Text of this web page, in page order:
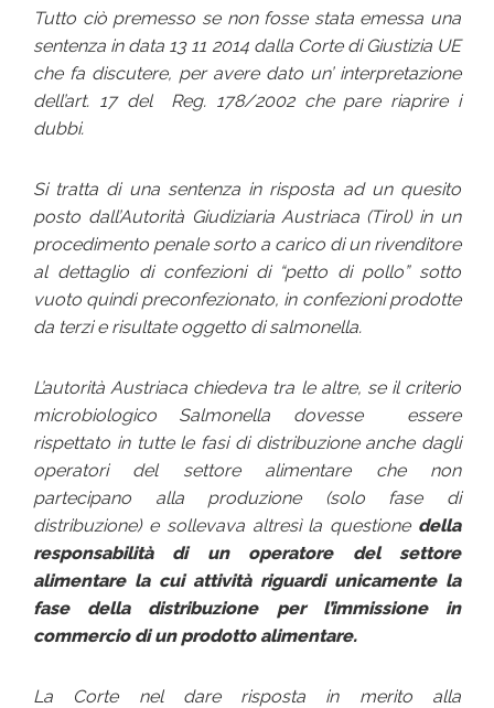
Tutto ciò premesso se non fosse stata emessa una
sentenza in data 13 11 2014 dalla Corte di Giustizia UE
che fa discutere, per avere dato un’ interpretazione
dell’art. 17 del Reg. 178/2002 che pare riaprire i
dubbi.
Si tratta di una sentenza in risposta ad un quesito
posto dall’Autorità Giudiziaria Austriaca (Tirol) in un
procedimento penale sorto a carico di un rivenditore
al dettaglio di confezioni di “petto di pollo” sotto
vuoto quindi preconfezionato, in confezioni prodotte
da terzi e risultate oggetto di salmonella.
L’autorità Austriaca chiedeva tra le altre, se il criterio
microbiologico Salmonella dovesse essere
rispettato in tutte le fasi di distribuzione anche dagli
operatori del settore alimentare che non
partecipano alla produzione (solo fase di
distribuzione) e sollevava altresì la questione della
responsabilità di un operatore del settore
alimentare la cui attività riguardi unicamente la
fase della distribuzione per l’immissione in
commercio di un prodotto alimentare.
La Corte nel dare risposta in merito alla